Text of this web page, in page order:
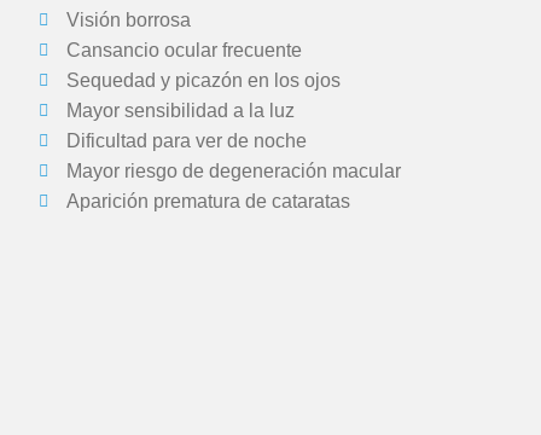
Visión borrosa
Cansancio ocular frecuente
Sequedad y picazón en los ojos
Mayor sensibilidad a la luz
Dificultad para ver de noche
Mayor riesgo de degeneración macular
Aparición prematura de cataratas